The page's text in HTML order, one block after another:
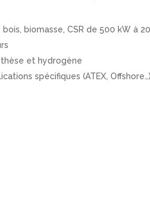
biomasse, CSR de 500 kW à
et hydrogène
spécifiques (ATEX, Offshore…)